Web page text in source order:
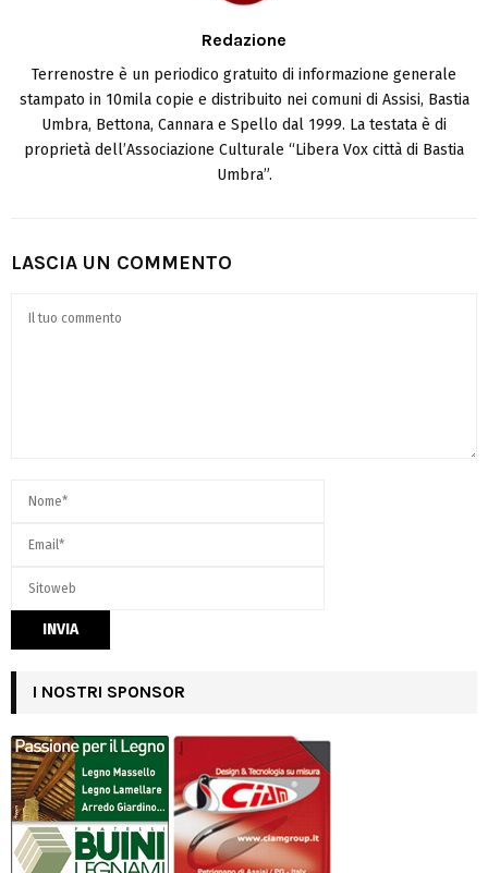
Redazione
Terrenostre è un periodico gratuito di informazione generale
stampato in 10mila copie e distribuito nei comuni di Assisi, Bastia
Umbra, Bettona, Cannara e Spello dal 1999. La testata è di
proprietà dell’Associazione Culturale “Libera Vox città di Bastia
Umbra”.
LASCIA UN COMMENTO
I NOSTRI SPONSOR